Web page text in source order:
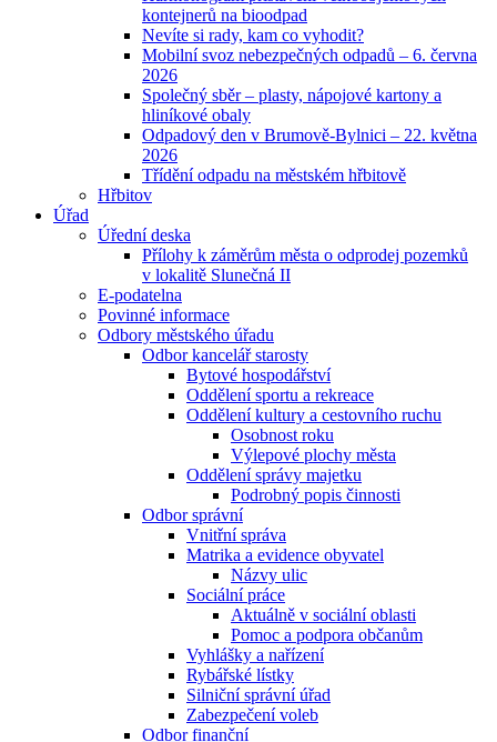
kontejnerů na bioodpad
Nevíte si rady, kam co vyhodit?
Mobilní svoz nebezpečných odpadů – 6. června
2026
Společný sběr – plasty, nápojové kartony a
hliníkové obaly
Odpadový den v Brumově-Bylnici – 22. května
2026
Třídění odpadu na městském hřbitově
Hřbitov
Úřad
Úřední deska
Přílohy k záměrům města o odprodej pozemků
v lokalitě Slunečná II
E-podatelna
Povinné informace
Odbory městského úřadu
Odbor kancelář starosty
Bytové hospodářství
Oddělení sportu a rekreace
Oddělení kultury a cestovního ruchu
Osobnost roku
Výlepové plochy města
Oddělení správy majetku
Podrobný popis činnosti
Odbor správní
Vnitřní správa
Matrika a evidence obyvatel
Názvy ulic
Sociální práce
Aktuálně v sociální oblasti
Pomoc a podpora občanům
Vyhlášky a nařízení
Rybářské lístky
Silniční správní úřad
Zabezpečení voleb
Odbor finanční